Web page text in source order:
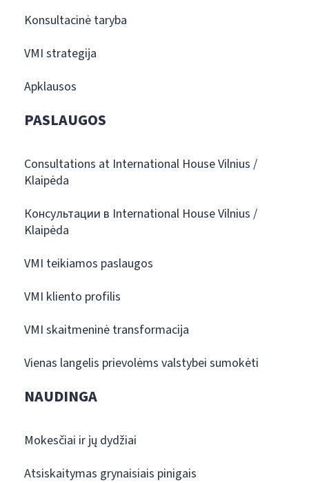
Konsultacinė taryba
VMI strategija
Apklausos
PASLAUGOS
Consultations at International House Vilnius /
Klaipėda
Консультации в International House Vilnius /
Klaipėda
VMI teikiamos paslaugos
VMI kliento profilis
VMI skaitmeninė transformacija
Vienas langelis prievolėms valstybei sumokėti
NAUDINGA
Mokesčiai ir jų dydžiai
Atsiskaitymas grynaisiais pinigais